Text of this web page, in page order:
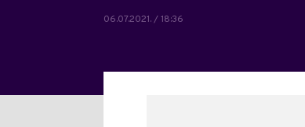
06.07.2021. / 18:36